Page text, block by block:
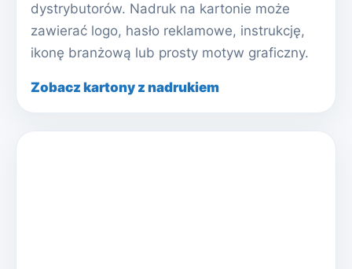
dystrybutorów. Nadruk na kartonie może
zawierać logo, hasło reklamowe, instrukcję,
ikonę branżową lub prosty motyw graficzny.
Zobacz kartony z nadrukiem